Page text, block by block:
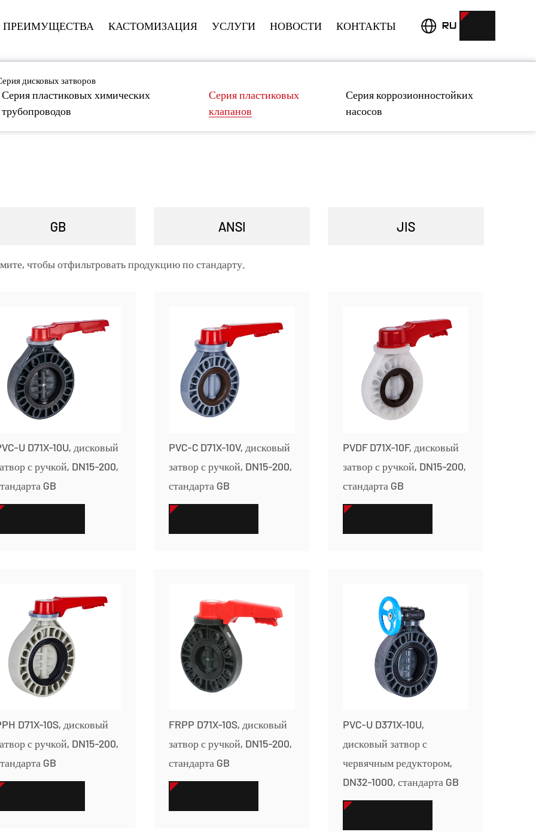
ПРЕИМУЩЕСТВА КАСТОМИЗАЦИЯ УСЛУГИ НОВОСТИ КОНТАКТЫ RU
дисковых затворов
Серия пластиковых химических
трубопроводов
Серия пластиковых
клапанов
Серия коррозионностойких
насосов
чтобы отфильтровать продукцию по стандарту.
U D71X-10U, дисковый
с ручкой, DN15-200,
GB
PVC-C D71X-10V, дисковый
затвор с ручкой, DN15-200,
стандарта GB
PVDF D71X-10F, дисковый
затвор с ручкой, DN15-200,
стандарта GB
D71X-10S, дисковый
с ручкой, DN15-200,
GB
FRPP D71X-10S, дисковый
затвор с ручкой, DN15-200,
стандарта GB
PVC-U D371X-10U,
дисковый затвор с
червячным редуктором,
DN32-1000, стандарта GB